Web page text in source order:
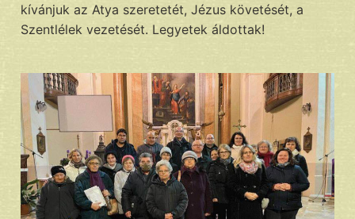
kívánjuk az Atya szeretetét, Jézus követését, a
Szentlélek vezetését. Legyetek áldottak!